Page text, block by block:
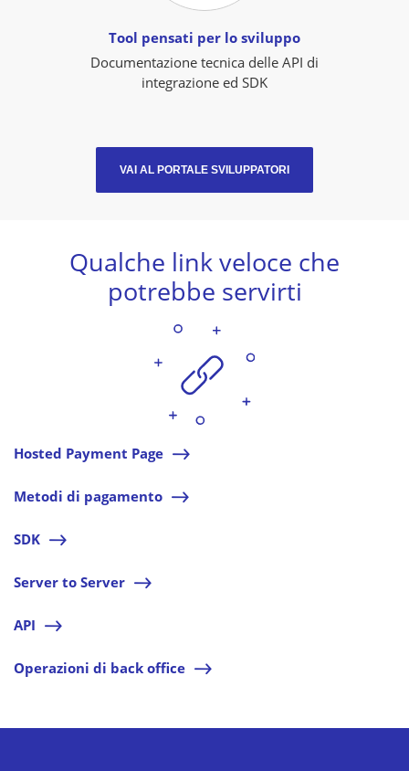
Tool pensati per lo sviluppo
Documentazione tecnica delle API di
integrazione ed SDK
VAI AL PORTALE SVILUPPATORI
Qualche link veloce che
potrebbe servirti
Hosted Payment Page l
Metodi di pagamento l
SDK l
Server to Server l
API l
Operazioni di back office l